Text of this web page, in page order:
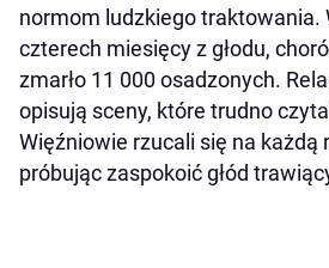
normom ludzkiego traktowania.
czterech miesięcy z głodu,
zmarło 11 000 osadzonych.
opisują sceny, które trudno
Więźniowie rzucali się na każdą
próbując zaspokoić głód